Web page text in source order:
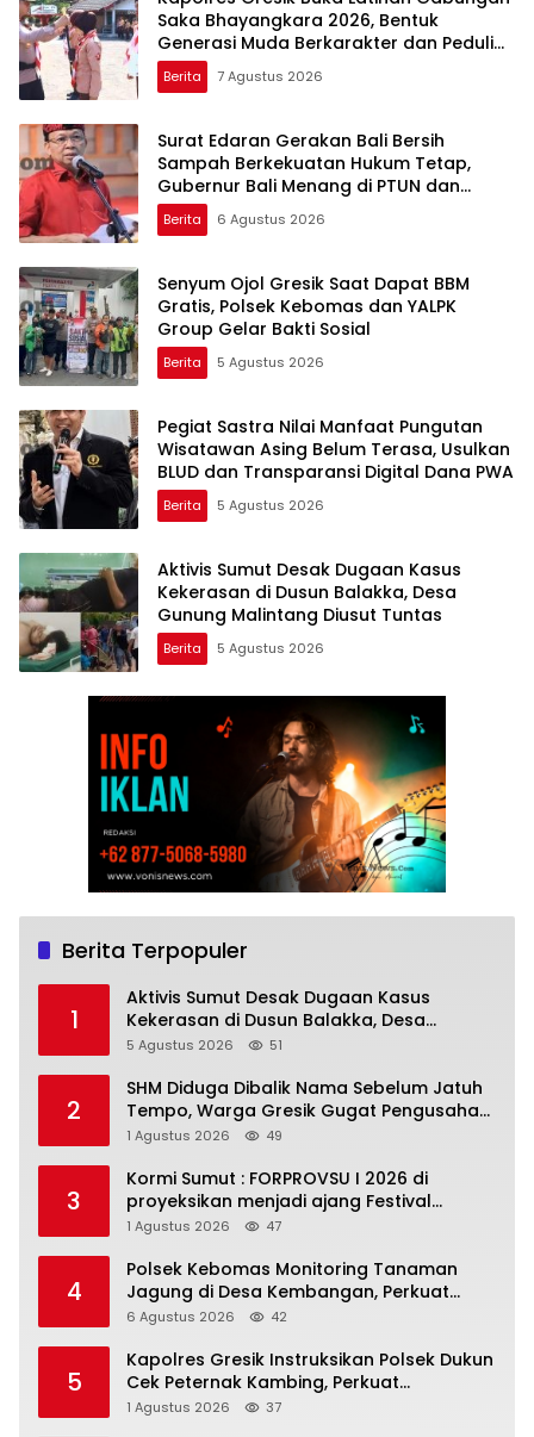
Saka Bhayangkara 2026, Bentuk
Generasi Muda Berkarakter dan Peduli
Kamtibmas
Berita 7 Agustus 2026
Surat Edaran Gerakan Bali Bersih
Sampah Berkekuatan Hukum Tetap,
Gubernur Bali Menang di PTUN dan
Banding
Berita 6 Agustus 2026
Senyum Ojol Gresik Saat Dapat BBM
Gratis, Polsek Kebomas dan YALPK
Group Gelar Bakti Sosial
Berita 5 Agustus 2026
Pegiat Sastra Nilai Manfaat Pungutan
Wisatawan Asing Belum Terasa, Usulkan
BLUD dan Transparansi Digital Dana PWA
Berita 5 Agustus 2026
Aktivis Sumut Desak Dugaan Kasus
Kekerasan di Dusun Balakka, Desa
Gunung Malintang Diusut Tuntas
Berita 5 Agustus 2026
Berita Terpopuler
1
Aktivis Sumut Desak Dugaan Kasus
Kekerasan di Dusun Balakka, Desa
Gunung Malintang Diusut Tuntas
5 Agustus 2026 51
2
SHM Diduga Dibalik Nama Sebelum Jatuh
Tempo, Warga Gresik Gugat Pengusaha
Rokok dan Somasi Kepala Desa
1 Agustus 2026 49
3
Kormi Sumut : FORPROVSU I 2026 di
proyeksikan menjadi ajang Festival
Olahraga Masyarakat dengan Pegiat
1 Agustus 2026 47
4
Polsek Kebomas Monitoring Tanaman
Jagung di Desa Kembangan, Perkuat
Dukungan Ketahanan Pangan Nasional
6 Agustus 2026 42
5
Kapolres Gresik Instruksikan Polsek Dukun
Cek Peternak Kambing, Perkuat
Ketahanan Pangan Nasional
1 Agustus 2026 37